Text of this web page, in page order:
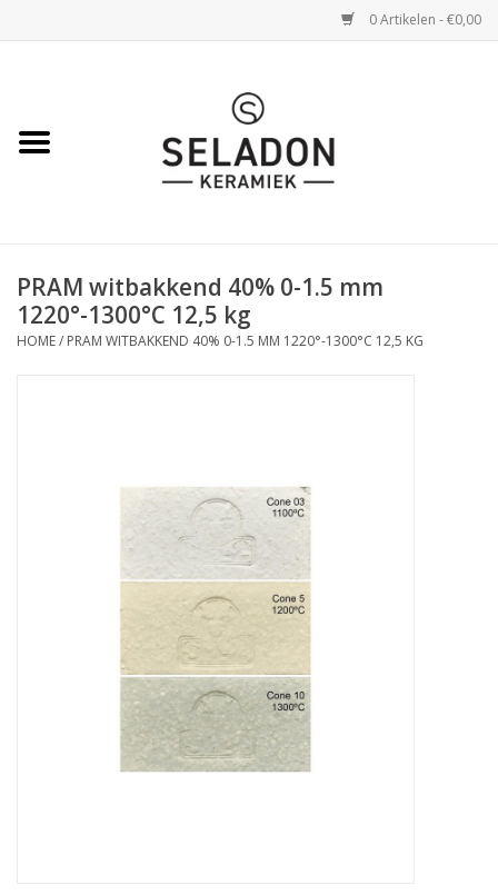
0 Artikelen - €0,00
VERZENDING
PRAM witbakkend 40% 0-1.5 mm
1220°-1300°C 12,5 kg
HOME/ PRAM WITBAKKEND 40% 0-1.5 MM 1220°-1300°C 12,5 KG